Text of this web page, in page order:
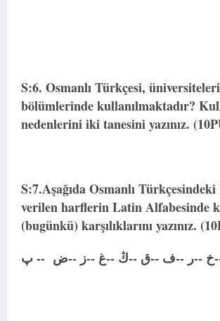
S:6. Osmanlı Türkçesi,
bölümlerinde kullanılmaktadır?
nedenlerini iki tanesini yazınız.
S:7.Aşağıda Osmanlı Türkçesindeki
verilen harflerin Latin Alfabesinde
(bugünkü) karşılıklarını yazınız.
خ --ر --ف --ق --ڭ --غ --ز --ض -- پ